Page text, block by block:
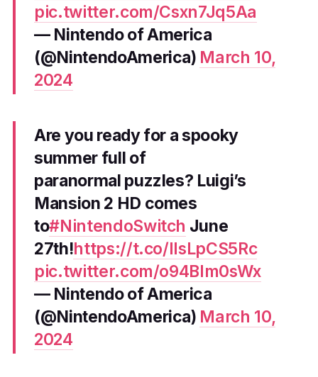
pic.twitter.com/Csxn7Jq5Aa
— Nintendo of America
(@NintendoAmerica) March 10,
2024
Are you ready for a spooky
summer full of
paranormal puzzles? Luigi’s
Mansion 2 HD comes
to#NintendoSwitch June
27th!https://t.co/IIsLpCS5Rc
pic.twitter.com/o94BIm0sWx
— Nintendo of America
(@NintendoAmerica) March 10,
2024